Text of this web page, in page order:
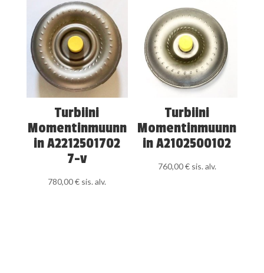
Turbiini
Momentinmuunn
in A2212501702
7-v
780,00€ sis. alv.
Turbiini
Momentinmuunn
in A2102500102
760,00€ sis. alv.